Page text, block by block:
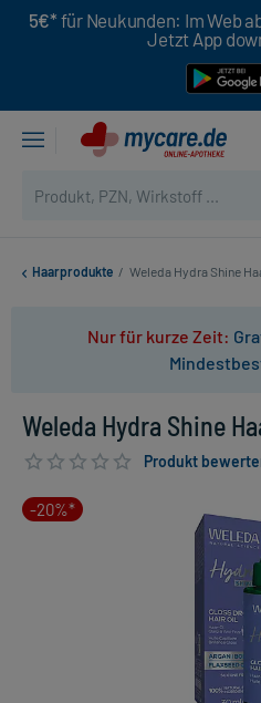
5€* für Neukunden: Im Web
Jetzt App
Haarprodukte / Weleda Hydra Shine
Nur für kurze Zeit:
Weleda Hydra Shine
Produkt
-20%*